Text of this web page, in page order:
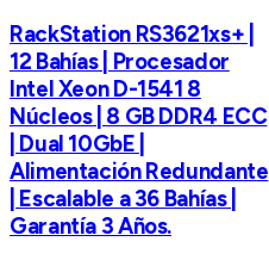
RackStation RS3621xs+ |
12 Bahías | Procesador
Intel Xeon D-1541 8
Núcleos | 8 GB DDR4 ECC
| Dual 10GbE |
Alimentación Redundante
| Escalable a 36 Bahías |
Garantía 3 Años.